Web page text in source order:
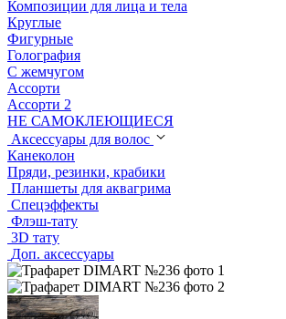
Композиции для лица и тела
Круглые
Фигурные
Голография
С жемчугом
Ассорти
Ассорти 2
НЕ САМОКЛЕЮЩИЕСЯ
Аксессуары для волос
Канеколон
Пряди, резинки, крабики
Планшеты для аквагрима
Спецэффекты
Флэш-тату
3D тату
Доп. аксессуары